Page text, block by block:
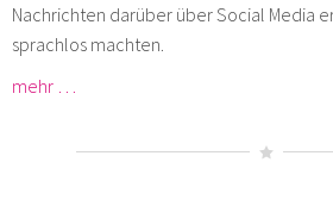
Nachrichten darüber über Social Media
sprachlos machten.
mehr …